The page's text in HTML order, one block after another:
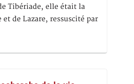
Tibériade, elle était la
de Lazare, ressuscité par